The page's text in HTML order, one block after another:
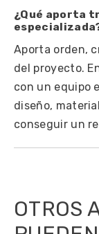
¿Qué aporta
Aporta orden,
del proyecto.
con un equipo
diseño,
conseguir un
OTROS